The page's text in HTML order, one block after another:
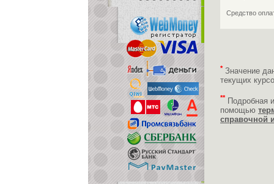
Средство
* Значение
текущих
** Подробная
помощью
справочной